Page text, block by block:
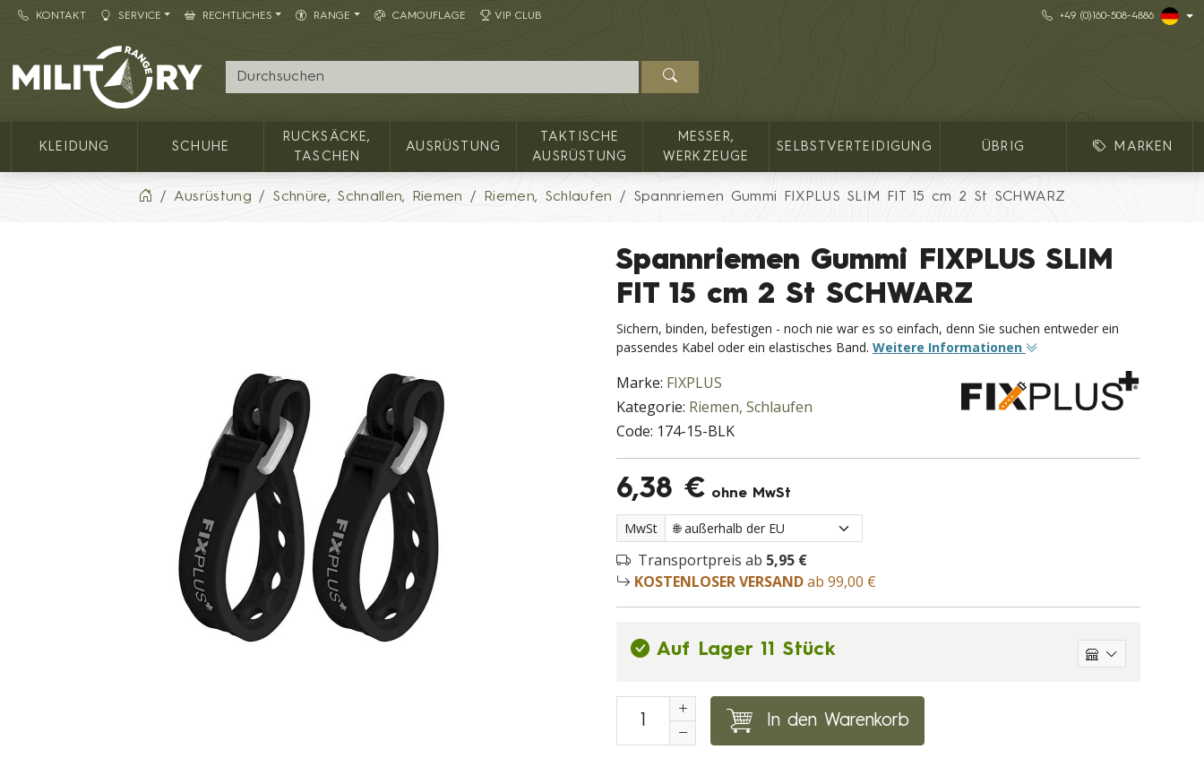
KONTAKT SERVICE RECHTLICHES RANGE CAMOUFLAGE VIP CLUB +49 (0)160-508-4886
Army shop MILITARY RANGE
KLEIDUNG SCHUHE
RUCKSÄCKE,
TASCHEN
AUSRÜSTUNG
TAKTISCHE
AUSRÜSTUNG
MESSER,
WERKZEUGE
SELBSTVERTEIDIGUNG ÜBRIG MARKEN
Ausrüstung Schnüre, Schnallen, Riemen Riemen, Schlaufen Spannriemen Gummi FIXPLUS SLIM FIT 15 cm 2 St SCHWARZ
Spannriemen Gummi FIXPLUS SLIM
FIT 15 cm 2 St SCHWARZ
Sichern, binden, befestigen - noch nie war es so einfach, denn Sie suchen entweder ein
passendes Kabel oder ein elastisches Band. Weitere Informationen
Marke: FIXPLUS
Kategorie: Riemen, Schlaufen
Code: 174-15-BLK
6,38 € ohne MwSt
MwSt
Transportpreis ab 5,95 €
KOSTENLOSER VERSANDab 99,00 €
Auf Lager 11 Stück
In den Warenkorb